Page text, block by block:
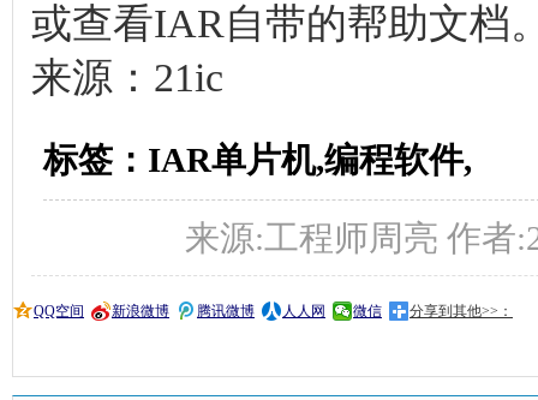
或查看IAR自带的帮助文档
来源：21ic
标签：IAR单片机,编程软件,
来源:工程师周亮 作者
QQ空间 新浪微博 腾讯微博 人人网 微信 分享到其他>>：